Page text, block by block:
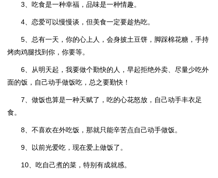
3、吃食是一种幸福，品味是一种情趣。
4、恋爱可以慢慢谈，但美食一定要趁热吃。
5、总有一天，你的心上人，会身披土豆饼，脚踩棉花糖，手持
烤肉鸡腿找到你，你要等。
6、从明天起，我要做个勤快的人，早起拒绝外卖、尽量少吃外
面的饭，自己动手做饭吃，总之要勤快！
7、做饭也算是一种天赋了，吃的心花怒放，自己动手丰衣足
食。
8、不喜欢在外吃饭，那就只能辛苦点自己动手做饭。
9、以前光爱吃，现在爱上做饭了。
10、吃自己煮的菜，特别有成就感。